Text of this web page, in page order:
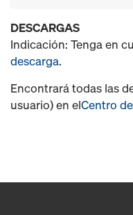
DESCARGAS
Indicación: Tenga en
descarga.
Encontrará todas las
usuario) en elCentro